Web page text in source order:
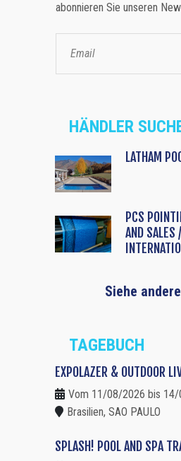
abonnieren Sie unseren
HÄNDLER
LATHAM
PCS
AND SALES
Siehe
TAGEBUCH
EXPOLAZER & OUTDOOR
Vom 11/08/2026 bis
Brasilien, SAO PAULO
SPLASH! POOL AND SPA